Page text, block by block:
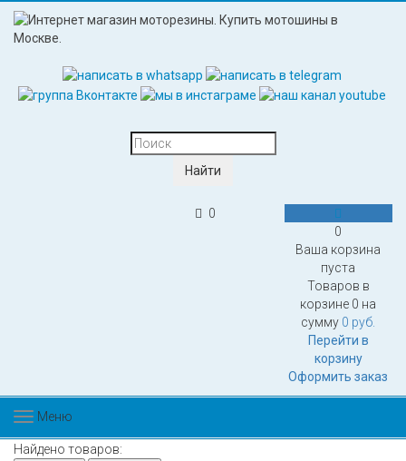
0
Ваша корзина
пуста
Товаров в
корзине 0 на
сумму 0 руб.
Перейти в
корзину
Оформить заказ
0
Меню
Найдено товаров: